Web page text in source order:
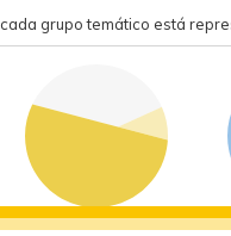
cada grupo temático está
competición